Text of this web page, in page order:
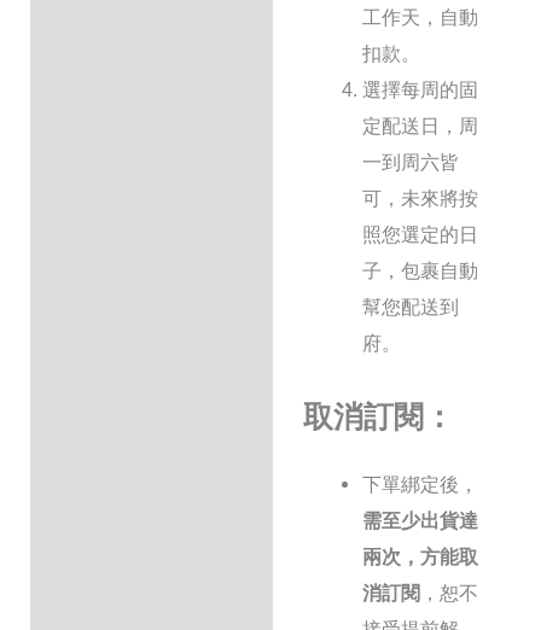
工作天，自動
扣款。
選擇每周的固
定配送日， 周
一到周六皆
可，未來將按
照您選定的日
子，包裹自動
幫您配送到
府。
取消訂閱：
下單綁定後，
需至少出貨達
兩次，方能取
消訂閱 ，恕不